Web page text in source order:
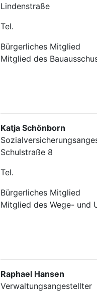
Lindenstraße
Tel.
Bürgerliches Mitglied
Mitglied des
Katja Schönborn
Schulstraße 8
Tel.
Bürgerliches Mitglied
Mitglied des Wege- und
Raphael Hansen
Verwaltungsangestellter